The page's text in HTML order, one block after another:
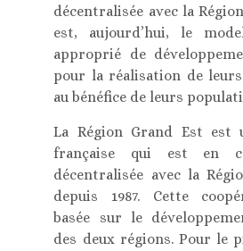
décentralisée avec la
est, aujourd’hui, le
approprié de
pour la réalisation de
au bénéfice de leurs
La Région Grand Est est
française qui est en
décentralisée avec la
depuis 1987. Cette
basée sur le
des deux régions. Pour le